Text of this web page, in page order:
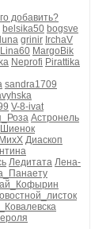
добавить?
belsika50 bogsve
grinir IrchaV
Lina60 MargoBik
Neprofi Pirattika
sandra1709
V-8-ivat
Астронель
Диаскоп
Ледитата Лена-